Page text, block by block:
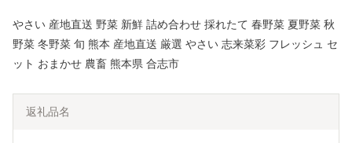
やさい 産地直送 野菜 新鮮 詰め合わせ 採れたて 春野菜 夏野菜 秋
野菜 冬野菜 旬 熊本 産地直送 厳選 やさい 志来菜彩 フレッシュ セ
ット おまかせ 農畜 熊本県 合志市
返礼品名